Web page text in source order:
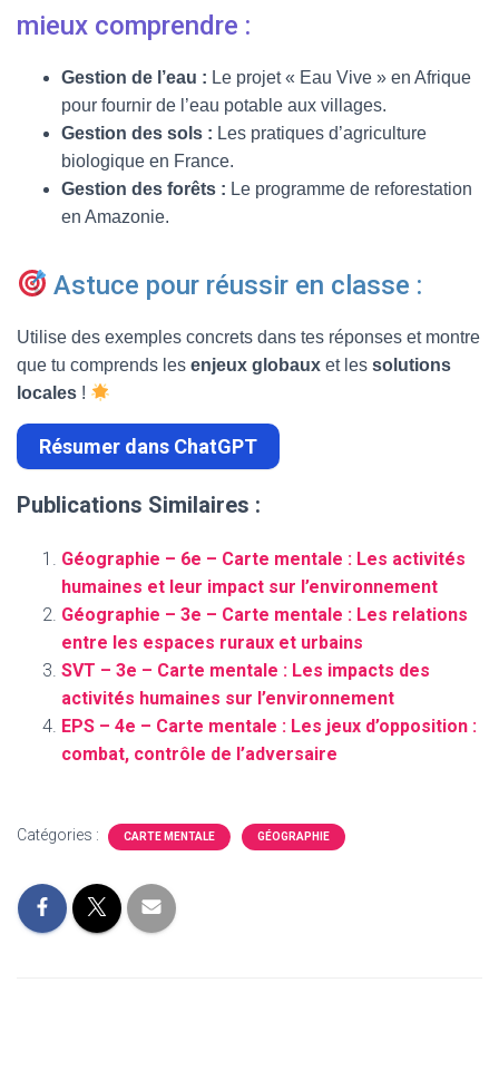
mieux comprendre :
Gestion de l’eau : Le projet « Eau Vive » en Afrique
pour fournir de l’eau potable aux villages.
Gestion des sols : Les pratiques d’agriculture
biologique en France.
Gestion des forêts : Le programme de reforestation
en Amazonie.
Astuce pour réussir en classe :
Utilise des exemples concrets dans tes réponses et montre
que tu comprends les enjeux globaux et les solutions
locales !
Résumer dans ChatGPT
Publications Similaires :
Géographie – 6e – Carte mentale : Les activités
humaines et leur impact sur l’environnement
Géographie – 3e – Carte mentale : Les relations
entre les espaces ruraux et urbains
SVT – 3e – Carte mentale : Les impacts des
activités humaines sur l’environnement
EPS – 4e – Carte mentale : Les jeux d’opposition :
combat, contrôle de l’adversaire
Catégories : CARTE MENTALE GÉOGRAPHIE